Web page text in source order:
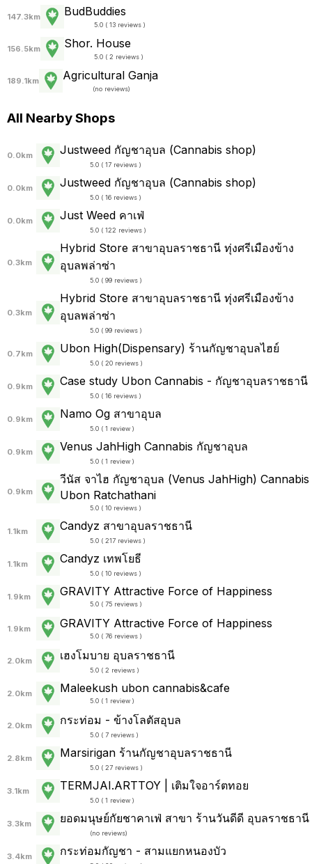
147.3km BudBuddies
5.0 ( 13 reviews )
156.5km Shor. House
5.0 ( 2 reviews )
189.1km Agricultural Ganja
(no reviews)
All Nearby Shops
0.0km Justweed กัญชาอุบล (Cannabis shop)
5.0 ( 17 reviews )
0.0km Justweed กัญชาอุบล (Cannabis shop)
5.0 ( 16 reviews )
0.0km Just Weed คาเฟ่
5.0 ( 122 reviews )
0.3km
Hybrid Store สาขาอุบลราชธานี ทุ่งศรีเมืองข้าง
อุบลพล่าซ่า
5.0 ( 99 reviews )
0.3km
Hybrid Store สาขาอุบลราชธานี ทุ่งศรีเมืองข้าง
อุบลพล่าซ่า
5.0 ( 99 reviews )
0.7km Ubon High(Dispensary) ร้านกัญชาอุบลไฮย์
5.0 ( 20 reviews )
0.9km Case study Ubon Cannabis - กัญชาอุบลราชธานี
5.0 ( 16 reviews )
0.9km Namo Og สาขาอุบล
5.0 ( 1 review )
0.9km Venus JahHigh Cannabis กัญชาอุบล
5.0 ( 1 review )
0.9km
วีนัส จาไฮ กัญชาอุบล (Venus JahHigh) Cannabis
Ubon Ratchathani
5.0 ( 10 reviews )
1.1km Candyz สาขาอุบลราชธานี
5.0 ( 217 reviews )
1.1km Candyz เทพโยธี
5.0 ( 10 reviews )
1.9km GRAVITY Attractive Force of Happiness
5.0 ( 75 reviews )
1.9km GRAVITY Attractive Force of Happiness
5.0 ( 76 reviews )
2.0km เฮงโมบาย อุบลราชธานี
5.0 ( 2 reviews )
2.0km Maleekush ubon cannabis&cafe
5.0 ( 1 review )
2.0km กระท่อม - ข้างโลตัสอุบล
5.0 ( 7 reviews )
2.8km Marsirigan ร้านกัญชาอุบลราชธานี
5.0 ( 27 reviews )
3.1km TERMJAI.ARTTOY | เติมใจอาร์ตทอย
5.0 ( 1 review )
3.3km ยอดมนุษย์กัยชาคาเฟ่ สาขา ร้านวันดีดี อุบลราชธานี
(no reviews)
3.4km กระท่อมกัญชา - สามแยกหนองบัว